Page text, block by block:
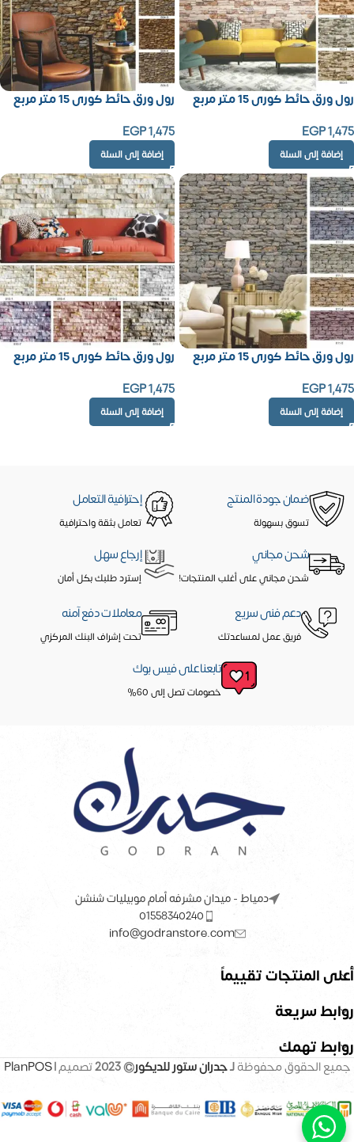
رول ورق حائط كورى 15 متر مربع
EGP1,475
إضافة إلى السلة
رول ورق حائط كورى 15 متر مربع
EGP1,475
إضافة إلى السلة
رول ورق حائط كورى 15 متر مربع
EGP1,475
إضافة إلى السلة
رول ورق حائط كورى 15 متر مربع
EGP1,475
إضافة إلى السلة
ضمان جودة المنتج
تسوق بسهولة
إحترافية التعامل
تعامل بثقة واحترافية
شحن مجاني
شحن مجاني على أغلب المنتجات!
إرجاع سهل
إسترد طلبك بكل أمان
دعم فنى سريع
فريق عمل لمساعدتك
معاملات دفع آمنه
تحت إشراف البنك المركزي
تابعنا على فيس بوك
خصومات تصل إلى 60%
دمياط - ميدان مشرفه أمام موبيليات شنشن
01558340240
info@godranstore.com
أعلى المنتجات تقييماً
روابط سريعة
روابط تهمك
جميع الحقوق محفوظةلـجدران ستور للديكور© 2023 تصميم |PlanPOS